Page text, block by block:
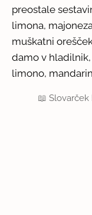
preostale
limona,
muškatni
damo v
limono,
📖Slovarček